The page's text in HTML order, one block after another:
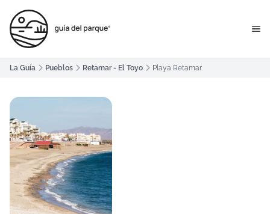
La Guía Pueblos Retamar - El Toyo Playa Retamar